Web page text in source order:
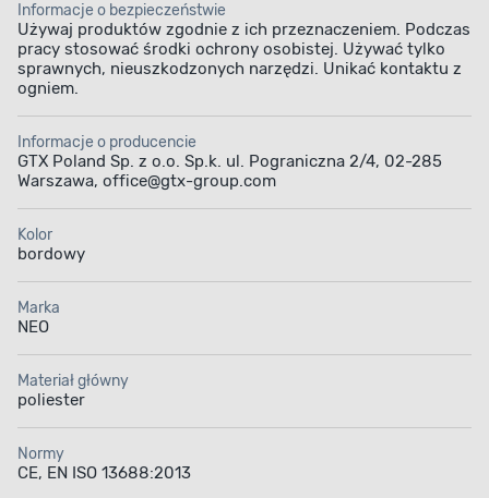
Informacje o bezpieczeństwie
Używaj produktów zgodnie z ich przeznaczeniem. Podczas
pracy stosować środki ochrony osobistej. Używać tylko
sprawnych, nieuszkodzonych narzędzi. Unikać kontaktu z
ogniem.
Informacje o producencie
GTX Poland Sp. z o.o. Sp.k. ul. Pograniczna 2/4, 02-285
Warszawa, office@gtx-group.com
Kolor
bordowy
Marka
NEO
Materiał główny
poliester
Normy
CE, EN ISO 13688:2013